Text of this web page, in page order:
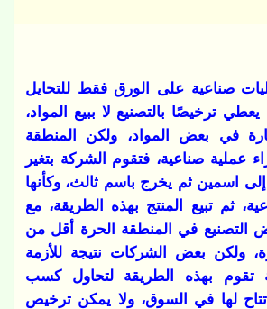
صناعية على الورق فقط للتحايل
ترخيصًا بالتصنيع لا ببيع المواد،
في بعض المواد، ولكن المنطقة
عملية صناعية، فتقوم الشركة بتغير
اسمين ثم يخرج باسم ثالث، وكأنها
ثم تبيع المنتج بهذه الطريقة، مع
التصنيع في المنطقة الحرة أقل من
ولكن بعض الشركات نتيجة للأزمة
تقوم بهذه الطريقة لتحاول كسب
لها في السوق، ولا يمكن ترخيص